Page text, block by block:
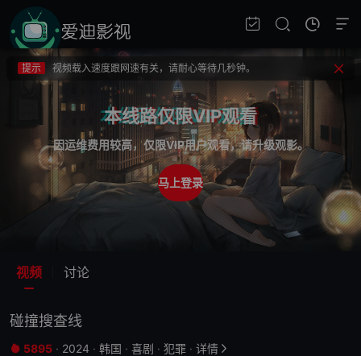
提示
提示
如果无法播放请重新刷新页面，或者切换线路。
提示
视频载入速度跟网速有关，请耐心等待几秒钟。
不要轻易相信视频中的广告，谨防上当受骗!
本线路仅限VIP观看
因运维费用较高，仅限VIP用户观看，请升级观影。
马上登录
视频 讨论
碰撞搜查线
 5895 · 2024 · 韩国 · 喜剧 · 犯罪 · 详情 